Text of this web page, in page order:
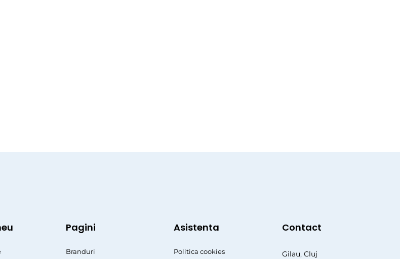
Pagini
Branduri
Asistenta
Politica cookies
Contact
Gilau, Cluj